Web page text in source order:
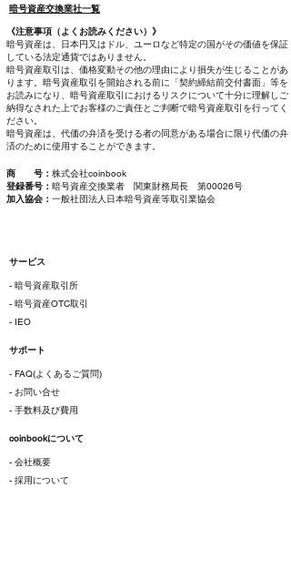
暗号資産交換業社一覧
《注意事項（よくお読みください）》
暗号資産は、日本円又はドル、ユーロなど特定の国がその価値を保証
している法定通貨ではありません。
暗号資産取引は、価格変動その他の理由により損失が生じることがあ
ります。暗号資産取引を開始される前に「契約締結前交付書面」等を
お読みになり、暗号資産取引におけるリスクについて十分に理解しご
納得なされた上でお客様のご責任とご判断で暗号資産取引を行ってく
ださい。
暗号資産は、代価の弁済を受ける者の同意がある場合に限り代価の弁
済のために使用することができます。
商 号： 株式会社coinbook
登録番号： 暗号資産交換業者 関東財務局長 第00026号
加入協会： 一般社団法人日本暗号資産等取引業協会
サービス
- 暗号資産取引所
- 暗号資産OTC取引
- IEO
サポート
- FAQ(よくあるご質問)
- お問い合せ
- 手数料及び費用
coinbookについて
- 会社概要
- 採用について